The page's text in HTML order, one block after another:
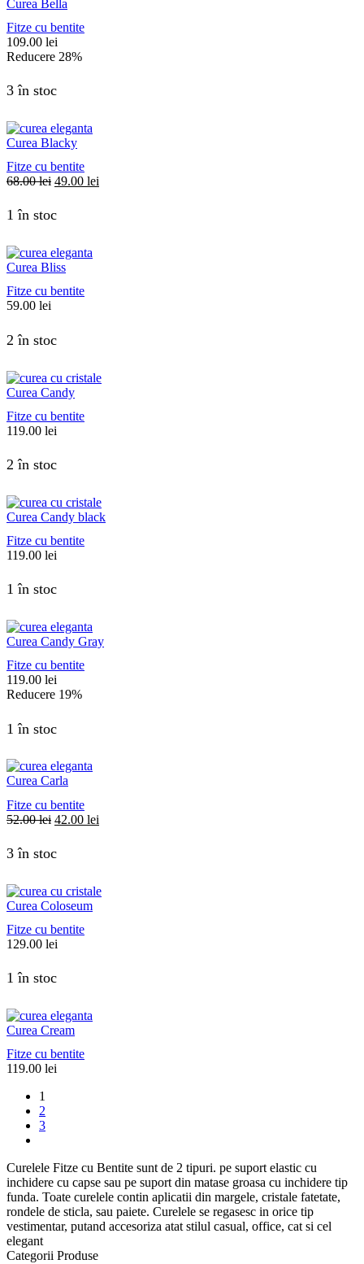
Curea Bella
Fitze cu bentite
109.00 lei
Reducere 28%
3 în stoc
Curea Blacky
Fitze cu bentite
68.00lei Prețul
fost:
49.00 lei
1 în stoc
Curea Bliss
Fitze cu bentite
59.00 lei
2 în stoc
Curea Candy
Fitze cu bentite
119.00 lei
2 în stoc
Curea Candy black
Fitze cu bentite
119.00 lei
1 în stoc
Curea Candy Gray
Fitze cu bentite
119.00 lei
Reducere 19%
1 în stoc
Curea Carla
Fitze cu bentite
52.00lei Prețul
fost:
42.00 lei
3 în stoc
Curea Coloseum
Fitze cu bentite
129.00 lei
1 în stoc
Curea Cream
Fitze cu bentite
119.00 lei
1
2
3
Curelele Fitze cu Bentite sunt de 2 tipuri. pe suport elastic cu
inchidere cu capse sau pe suport din matase groasa cu inchidere tip
funda. Toate curelele contin aplicatii din margele, cristale fatetate,
rondele de sticla, sau paiete. Curelele se regasesc in orice tip
vestimentar, putand accesoriza atat stilul casual, office, cat si cel
elegant
Categorii Produse